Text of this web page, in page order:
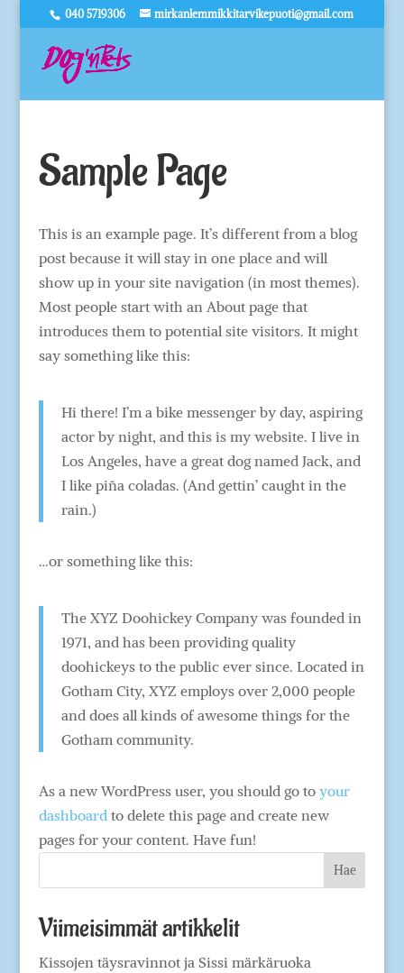
040 5719306 mirkanlemmikkitarvikepuoti@gmail.com
Sample Page
This is an example page. It’s different from a blog
post because it will stay in one place and will
show up in your site navigation (in most themes).
Most people start with an About page that
introduces them to potential site visitors. It might
say something like this:
Hi there! I’m a bike messenger by day, aspiring
actor by night, and this is my website. I live in
Los Angeles, have a great dog named Jack, and
I like piña coladas. (And gettin’ caught in the
rain.)
…or something like this:
The XYZ Doohickey Company was founded in
1971, and has been providing quality
doohickeys to the public ever since. Located in
Gotham City, XYZ employs over 2,000 people
and does all kinds of awesome things for the
Gotham community.
As a new WordPress user, you should go to your
dashboardto delete this page and create new
pages for your content. Have fun!
Viimeisimmät artikkelit
Kissojen täysravinnot ja Sissi märkäruoka